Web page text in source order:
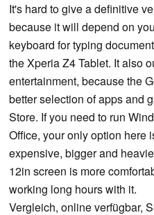
It's hard to give a definitive
because it will depend on
keyboard for typing
the Xperia Z4 Tablet. It also
entertainment, because the
better selection of apps and
Store. If you need to run
Office, your only option here
expensive, bigger and
12in screen is more
working long hours with it.
Vergleich, online verfügbar,